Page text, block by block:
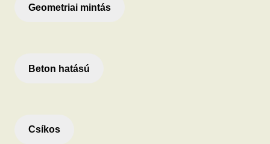
Geometriai mintás
Beton hatású
Csíkos